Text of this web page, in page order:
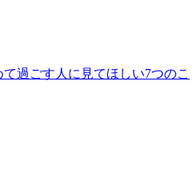
て過ごす人に見てほしい7つのこ